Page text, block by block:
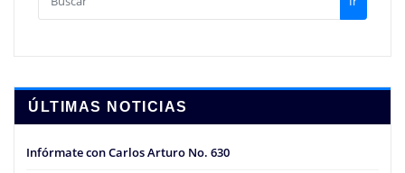
ÚLTIMAS NOTICIAS
Infórmate con Carlos Arturo No. 630